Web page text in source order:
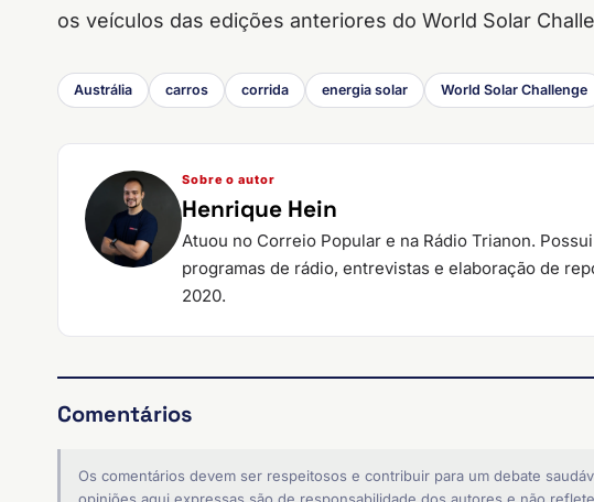
os veículos das edições anteriores do World Solar
Austrália carros corrida energia solar World Solar Challenge
Sobre o autor
Henrique Hein
Atuou no Correio Popular e na Rádio Trianon.
programas de rádio, entrevistas e elaboração de
2020.
Comentários
Os comentários devem ser respeitosos e contribuir para um debate